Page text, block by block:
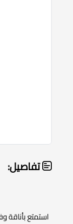
تفاصيل:
استمتع بأناقة